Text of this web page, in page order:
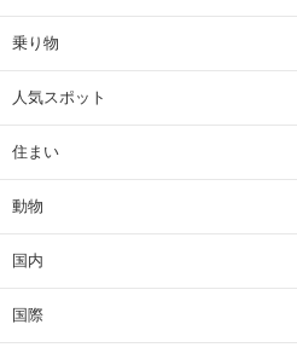
乗り物
人気スポット
住まい
動物
国内
国際